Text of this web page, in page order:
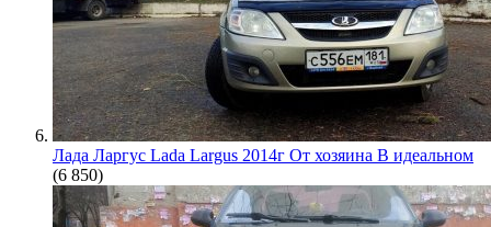
Лада Ларгус Lada Largus 2014г От хозяина В идеальном
(6 850)